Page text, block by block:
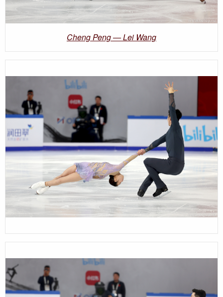
Cheng Peng — Lei Wang